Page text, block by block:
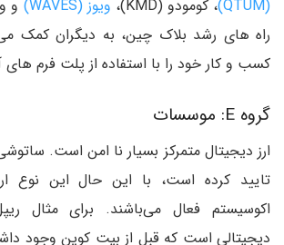
(QTUM)
، کومودو (KMD)، ویوز (WAVES)
راه های رشد بلاک چین، به دیگران کمک
کسب و کار خود را با استفاده از پلت فرم های
گروه E: موسسات
ارز دیجیتال متمرکز بسیار نا امن است.
تایید کرده است، با این حال این نوع
دیجیتالی است که قبل از بیت کوین وجود